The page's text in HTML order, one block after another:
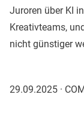
Juroren über KI
Kreativteams,
nicht günstiger
29.09.2025 ·